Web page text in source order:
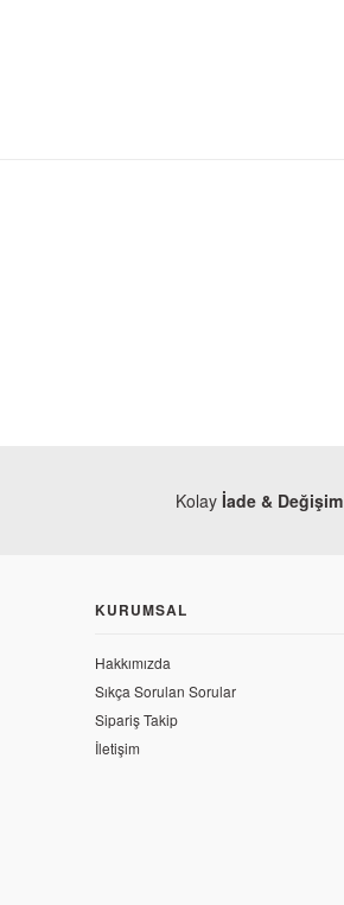
Kolay İade & Değişim
KURUMSAL
Hakkımızda
Sıkça Sorulan Sorular
Sipariş Takip
İletişim